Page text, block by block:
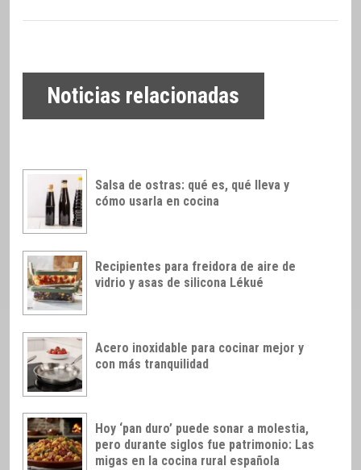
Noticias relacionadas
Salsa de ostras: qué es, qué lleva y
cómo usarla en cocina
Recipientes para freidora de aire de
vidrio y asas de silicona Lékué
Acero inoxidable para cocinar mejor y
con más tranquilidad
Hoy ‘pan duro’ puede sonar a molestia,
pero durante siglos fue patrimonio: Las
migas en la cocina rural española